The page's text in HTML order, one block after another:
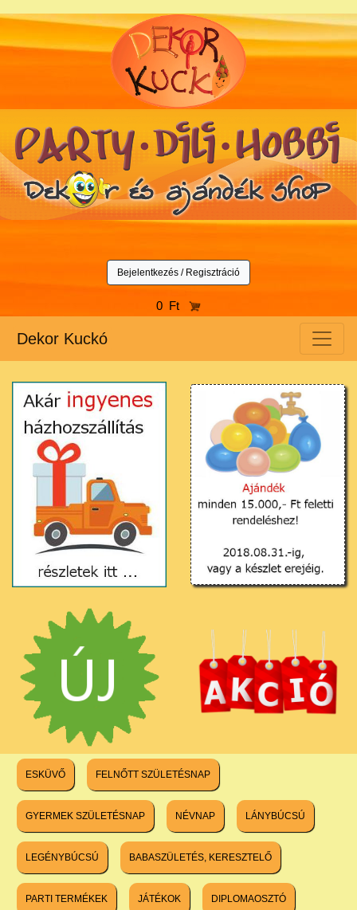
Bejelentkezés / Regisztráció
0 Ft
Dekor Kuckó
ESKÜVŐ FELNŐTT SZÜLETÉSNAP
GYERMEK SZÜLETÉSNAP NÉVNAP LÁNYBÚCSÚ
LEGÉNYBÚCSÚ BABASZÜLETÉS, KERESZTELŐ
PARTI TERMÉKEK JÁTÉKOK DIPLOMAOSZTÓ